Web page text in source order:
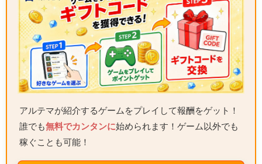
アルテマが紹介するゲームをプレイして報酬をゲット！
誰でも無料でカンタンに始められます！ゲーム以外でも
稼ぐことも可能！